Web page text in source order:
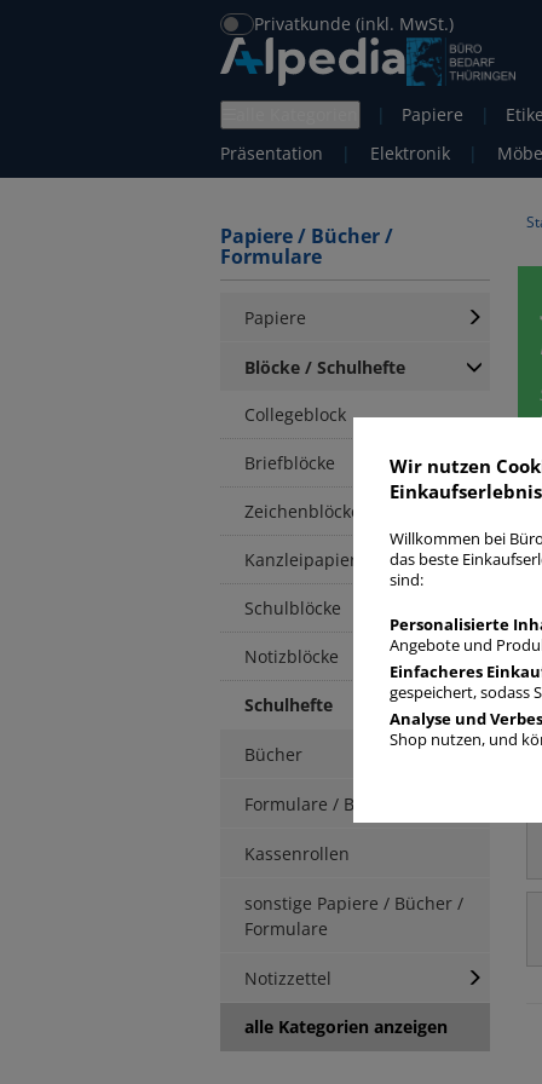
Privatkunde (inkl. MwSt.)
| Papiere |
Präsentation
| Elektronik |
Papiere / Bücher /
Formulare
Papiere
Blöcke / Schulhefte
Collegeblock
Briefblöcke
Zeichenblöcke
Kanzleipapier
Schulblöcke
Notizblöcke
Schulhefte
Bücher
Formulare / Berichte
Kassenrollen
sonstige Papiere / Bücher /
Formulare
Notizzettel
alle Kategorien anzeigen
Wir nutzen
Willkommen bei
das beste
sind:
Personalisierte
Angebote und
Einfacheres
gespeichert, sodass
Analyse und
Shop nutzen, und